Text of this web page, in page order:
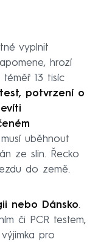
vyplnit
hrozí
13 tisíc
potvrzení o
uběhnout
ze slin. Řecko
do země.
nebo Dánsko.
či PCR testem,
pro